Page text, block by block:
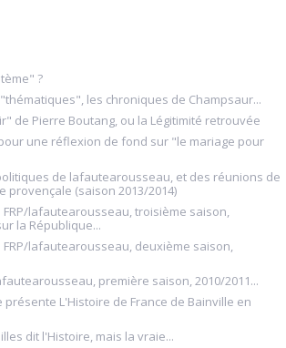
?
les chroniques de Champsaur...
de Pierre Boutang, ou la Légitimité retrouvée
une réflexion de fond sur "le mariage pour
de lafautearousseau, et des réunions de
provençale (saison 2013/2014)
FRP/lafautearousseau, troisième saison,
la République...
FRP/lafautearousseau, deuxième saison,
première saison, 2010/2011...
présente L'Histoire de France de Bainville en
dit l'Histoire, mais la vraie...